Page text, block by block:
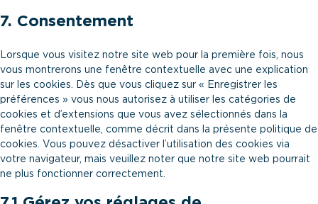
7. Consentement
Lorsque vous visitez notre site web pour la première fois, nous
vous montrerons une fenêtre contextuelle avec une explication
sur les cookies. Dès que vous cliquez sur « Enregistrer les
préférences » vous nous autorisez à utiliser les catégories de
cookies et d’extensions que vous avez sélectionnés dans la
fenêtre contextuelle, comme décrit dans la présente politique de
cookies. Vous pouvez désactiver l’utilisation des cookies via
votre navigateur, mais veuillez noter que notre site web pourrait
ne plus fonctionner correctement.